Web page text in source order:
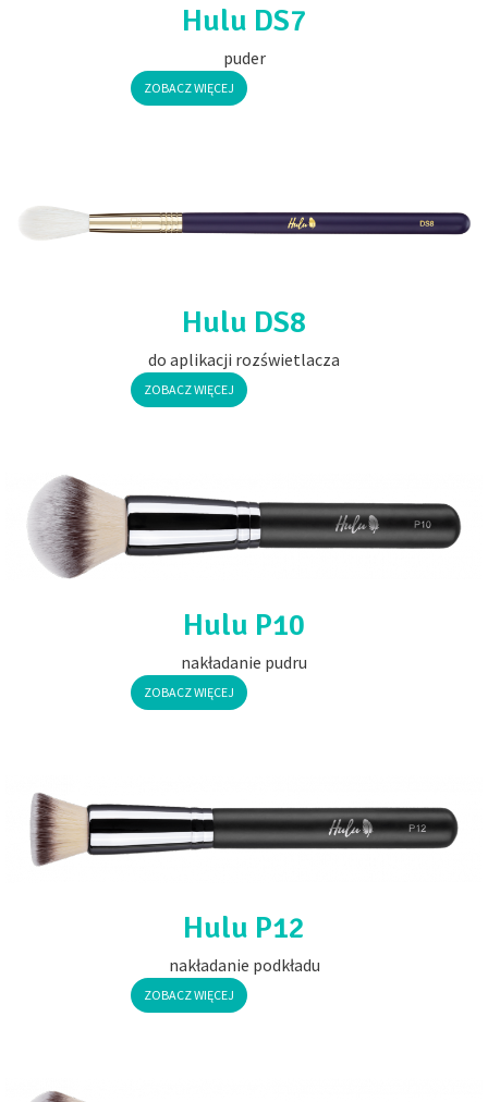
Hulu DS7
puder
ZOBACZ WIĘCEJ
Hulu DS8
do aplikacji rozświetlacza
ZOBACZ WIĘCEJ
Hulu P10
nakładanie pudru
ZOBACZ WIĘCEJ
Hulu P12
nakładanie podkładu
ZOBACZ WIĘCEJ